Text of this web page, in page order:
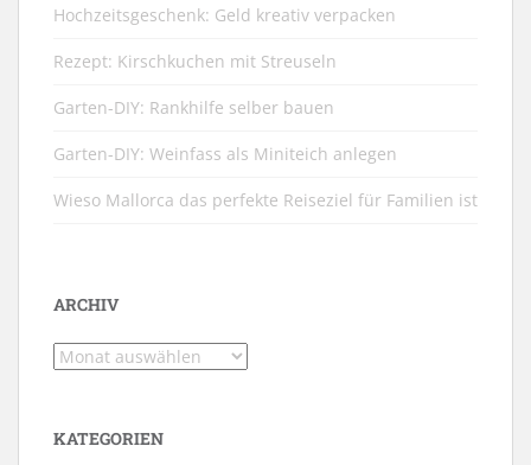
Hochzeitsgeschenk: Geld kreativ verpacken
Rezept: Kirschkuchen mit Streuseln
Garten-DIY: Rankhilfe selber bauen
Garten-DIY: Weinfass als Miniteich anlegen
Wieso Mallorca das perfekte Reiseziel für Familien ist
ARCHIV
Archiv
KATEGORIEN